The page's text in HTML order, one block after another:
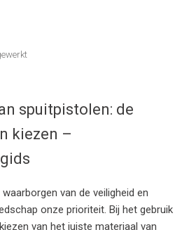
spuitpistolen: de
kiezen –
van de veiligheid en
onze prioriteit. Bij het gebruik
van het juiste materiaal van